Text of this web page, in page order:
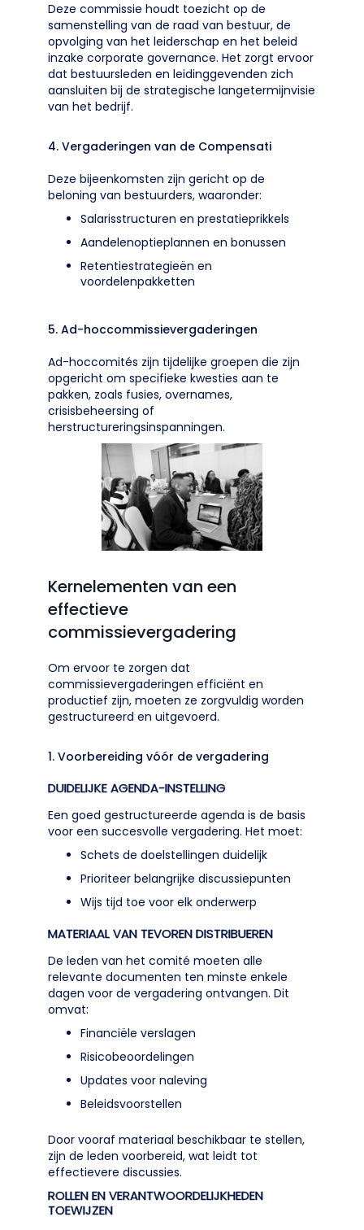
Deze commissie houdt toezicht op de
samenstelling van de raad van bestuur, de
opvolging van het leiderschap en het beleid
inzake corporate governance. Het zorgt ervoor
dat bestuursleden en leidinggevenden zich
aansluiten bij de strategische langetermijnvisie
van het bedrijf.
4. Vergaderingen van de Compensati
Deze bijeenkomsten zijn gericht op de
beloning van bestuurders, waaronder:
Salarisstructuren en prestatieprikkels
Aandelenoptieplannen en bonussen
Retentiestrategieën en
voordelenpakketten
5. Ad-hoccommissievergaderingen
Ad-hoccomités zijn tijdelijke groepen die zijn
opgericht om specifieke kwesties aan te
pakken, zoals fusies, overnames,
crisisbeheersing of
herstructureringsinspanningen.
Kernelementen van een
effectieve
commissievergadering
Om ervoor te zorgen dat
commissievergaderingen efficiënt en
productief zijn, moeten ze zorgvuldig worden
gestructureerd en uitgevoerd.
1. Voorbereiding vóór de vergadering
DUIDELIJKE AGENDA-INSTELLING
Een goed gestructureerde agenda is de basis
voor een succesvolle vergadering. Het moet:
Schets de doelstellingen duidelijk
Prioriteer belangrijke discussiepunten
Wijs tijd toe voor elk onderwerp
MATERIAAL VAN TEVOREN DISTRIBUEREN
De leden van het comité moeten alle
relevante documenten ten minste enkele
dagen voor de vergadering ontvangen. Dit
omvat:
Financiële verslagen
Risicobeoordelingen
Updates voor naleving
Beleidsvoorstellen
Door vooraf materiaal beschikbaar te stellen,
zijn de leden voorbereid, wat leidt tot
effectievere discussies.
ROLLEN EN VERANTWOORDELIJKHEDEN
TOEWIJZEN